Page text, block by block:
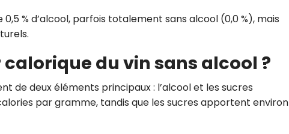
% d’alcool, parfois totalement sans alcool (0,0 %), mais
calorique du vin sans alcool ?
de deux éléments principaux : l’alcool et les sucres
par gramme, tandis que les sucres apportent environ